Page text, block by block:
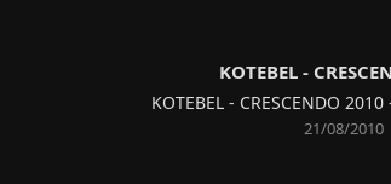
KOTEBEL -
KOTEBEL - CRESCENDO
21/08/2010